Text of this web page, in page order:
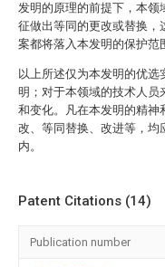
发明的原理的前提下，本领
征做出等同的更改或替换，
案都将落入本发明的保护范
以上所述仅为本发明的优
明；对于本领域的技术人员
和变化。凡在本发明的精神
改、等同替换、改进等，均
内。
Patent Citations (14)
Publication number